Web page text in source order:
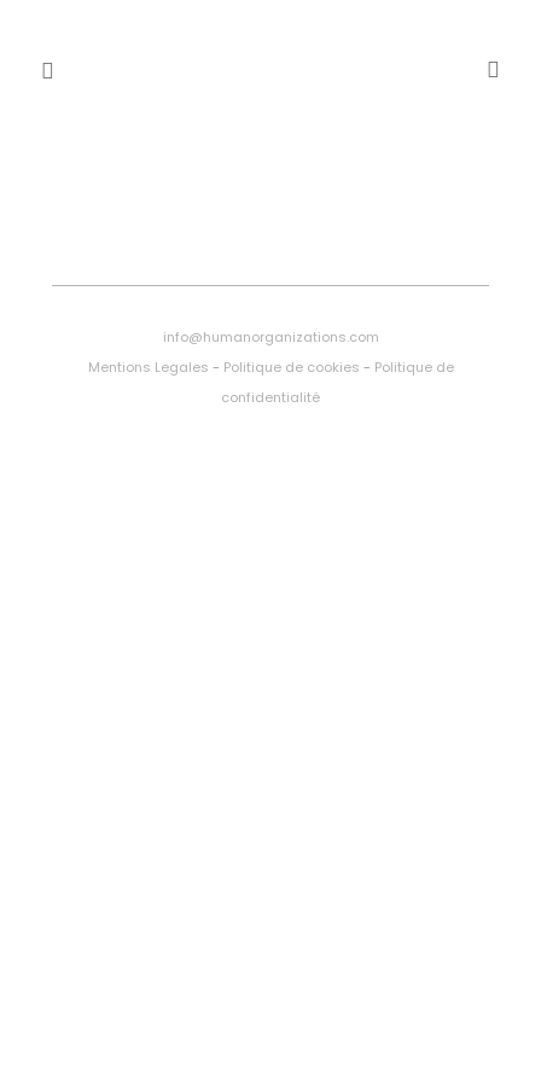
info@humanorganizations.com
Mentions Legales - Politique de cookies - Politique de
confidentialité